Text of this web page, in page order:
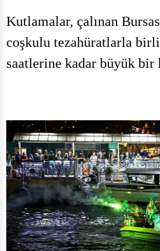
Kutlamalar, çalınan
coşkulu tezahüratlarla
saatlerine kadar büyük bir